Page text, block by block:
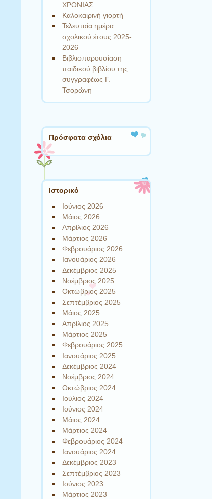
ΧΡΟΝΙΑΣ
Καλοκαιρινή γιορτή
Τελευταία ημέρα
σχολικού έτους 2025-
2026
Βιβλιοπαρουσίαση
παιδικού βιβλίου της
συγγραφέως Γ.
Τσορώνη
Πρόσφατα σχόλια
Ιστορικό
Ιούνιος 2026
Μάιος 2026
Απρίλιος 2026
Μάρτιος 2026
Φεβρουάριος 2026
Ιανουάριος 2026
Δεκέμβριος 2025
Νοέμβριος 2025
Οκτώβριος 2025
Σεπτέμβριος 2025
Μάιος 2025
Απρίλιος 2025
Μάρτιος 2025
Φεβρουάριος 2025
Ιανουάριος 2025
Δεκέμβριος 2024
Νοέμβριος 2024
Οκτώβριος 2024
Ιούλιος 2024
Ιούνιος 2024
Μάιος 2024
Μάρτιος 2024
Φεβρουάριος 2024
Ιανουάριος 2024
Δεκέμβριος 2023
Σεπτέμβριος 2023
Ιούνιος 2023
Μάρτιος 2023